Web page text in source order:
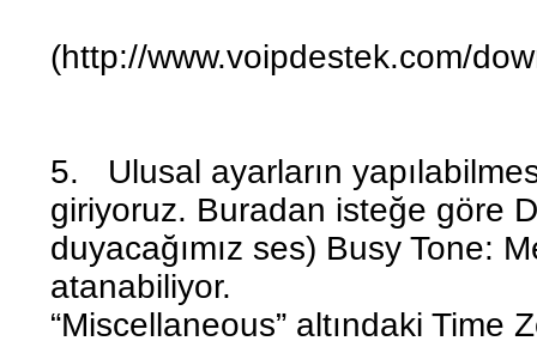
(http://www.voipdestek.com/
5. Ulusal ayarların
giriyoruz. Buradan isteğe göre
duyacağımız ses) Busy Tone:
atanabiliyor.
“Miscellaneous” altındaki Time